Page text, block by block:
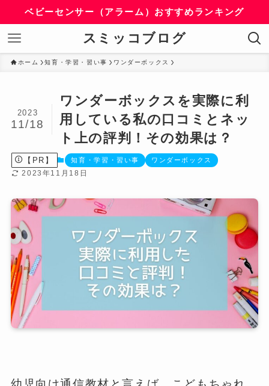
ベビーセンサー（アラーム）おすすめランキング
スミッコブログ
ホーム 知育・学習・習い事 ワンダーボックス
ワンダーボックスを実際に利
用している私の口コミとネッ
ト上の評判！その効果は？
2023
11/18
【PR】 知育・学習・習い事 ワンダーボックス
2023年11月18日